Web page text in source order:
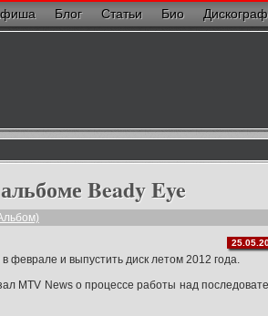
Блог Статьи Био
Beady Eye
феврале и выпустить диск летом 2012 года.
MTV News о процессе работы над